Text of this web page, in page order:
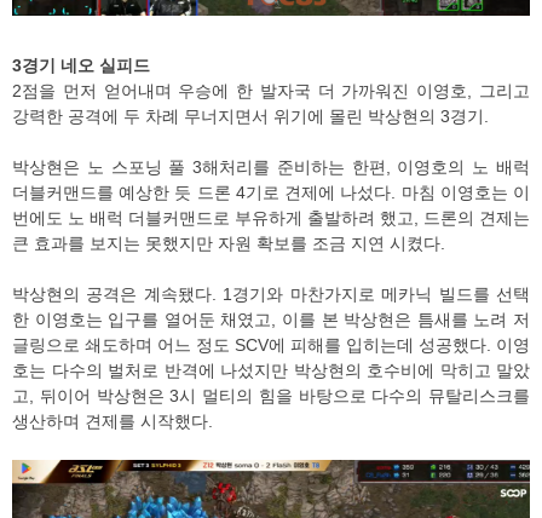
3경기 네오 실피드
2점을 먼저 얻어내며 우승에 한 발자국 더 가까워진 이영호, 그리고
강력한 공격에 두 차례 무너지면서 위기에 몰린 박상현의 3경기.
박상현은 노 스포닝 풀 3해처리를 준비하는 한편, 이영호의 노 배럭
더블커맨드를 예상한 듯 드론 4기로 견제에 나섰다. 마침 이영호는 이
번에도 노 배럭 더블커맨드로 부유하게 출발하려 했고, 드론의 견제는
큰 효과를 보지는 못했지만 자원 확보를 조금 지연 시켰다.
박상현의 공격은 계속됐다. 1경기와 마찬가지로 메카닉 빌드를 선택
한 이영호는 입구를 열어둔 채였고, 이를 본 박상현은 틈새를 노려 저
글링으로 쇄도하며 어느 정도 SCV에 피해를 입히는데 성공했다. 이영
호는 다수의 벌처로 반격에 나섰지만 박상현의 호수비에 막히고 말았
고, 뒤이어 박상현은 3시 멀티의 힘을 바탕으로 다수의 뮤탈리스크를
생산하며 견제를 시작했다.